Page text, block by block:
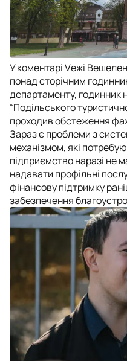
У коментарі Vежі
понад сторічним
департаменту, годинник
“Подільського
проходив обстеження
Зараз є проблеми з
механізмом, які
підприємство наразі не
надавати профільні
фінансову підтримку
забезпечення